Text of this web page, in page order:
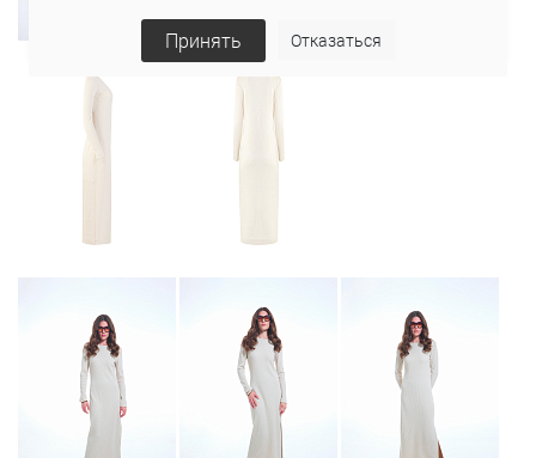
Принять Отказаться